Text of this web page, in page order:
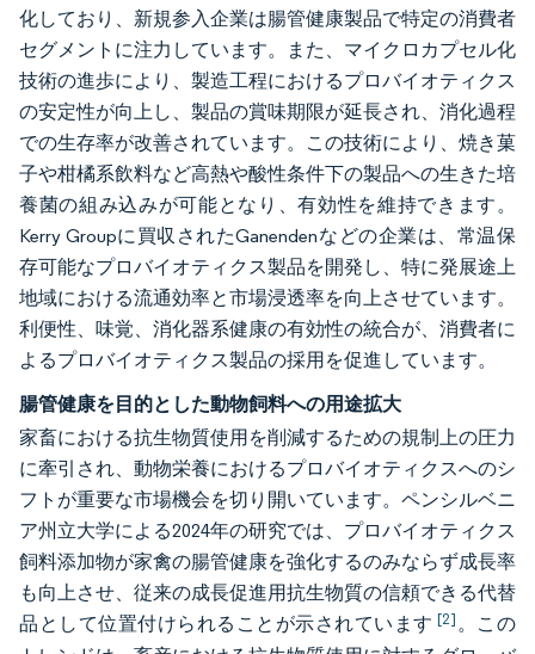
化しており、新規参入企業は腸管健康製品で特定の消費者
セグメントに注力しています。また、マイクロカプセル化
技術の進歩により、製造工程におけるプロバイオティクス
の安定性が向上し、製品の賞味期限が延長され、消化過程
での生存率が改善されています。この技術により、焼き菓
子や柑橘系飲料など高熱や酸性条件下の製品への生きた培
養菌の組み込みが可能となり、有効性を維持できます。
Kerry Groupに買収されたGanendenなどの企業は、常温保
存可能なプロバイオティクス製品を開発し、特に発展途上
地域における流通効率と市場浸透率を向上させています。
利便性、味覚、消化器系健康の有効性の統合が、消費者に
よるプロバイオティクス製品の採用を促進しています。
腸管健康を目的とした動物飼料への用途拡大
家畜における抗生物質使用を削減するための規制上の圧力
に牽引され、動物栄養におけるプロバイオティクスへのシ
フトが重要な市場機会を切り開いています。ペンシルベニ
ア州立大学による2024年の研究では、プロバイオティクス
飼料添加物が家禽の腸管健康を強化するのみならず成長率
も向上させ、従来の成長促進用抗生物質の信頼できる代替
品として位置付けられることが示されています[2]。この